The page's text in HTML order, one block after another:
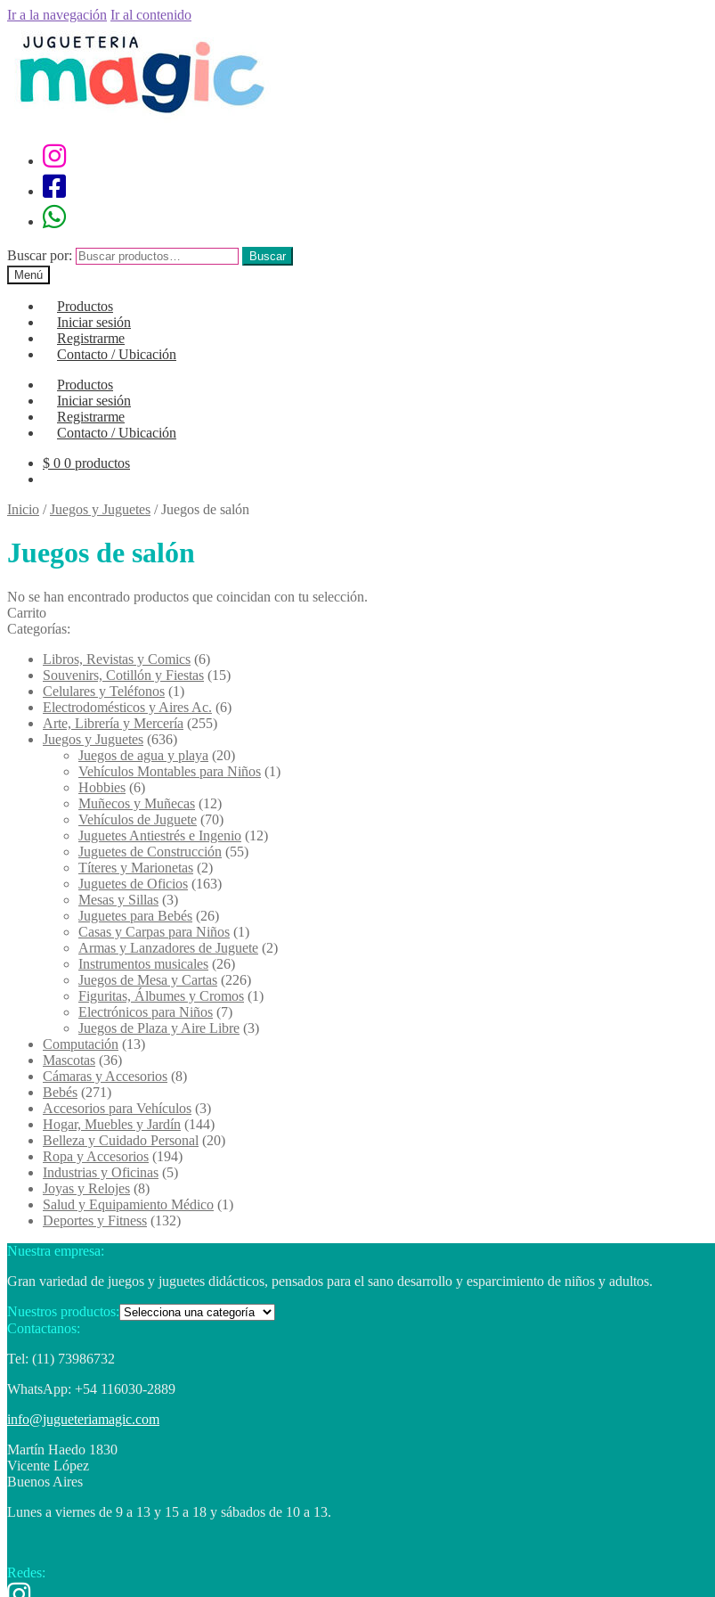
Ir a la navegación Ir al contenido
Buscar por:
Buscar
Menú
Productos
Iniciar sesión
Registrarme
Contacto / Ubicación
Productos
Iniciar sesión
Registrarme
Contacto / Ubicación
$ 0 0 productos
Inicio /Juegos y Juguetes /Juegos de salón
Juegos de salón
No se han encontrado productos que coincidan con tu selección.
Carrito
Categorías:
Libros, Revistas y Comics (6)
Souvenirs, Cotillón y Fiestas (15)
Celulares y Teléfonos (1)
Electrodomésticos y Aires Ac. (6)
Arte, Librería y Mercería (255)
Juegos y Juguetes (636)
Juegos de agua y playa (20)
Vehículos Montables para Niños (1)
Hobbies (6)
Muñecos y Muñecas (12)
Vehículos de Juguete (70)
Juguetes Antiestrés e Ingenio (12)
Juguetes de Construcción (55)
Títeres y Marionetas (2)
Juguetes de Oficios (163)
Mesas y Sillas (3)
Juguetes para Bebés (26)
Casas y Carpas para Niños (1)
Armas y Lanzadores de Juguete (2)
Instrumentos musicales (26)
Juegos de Mesa y Cartas (226)
Figuritas, Álbumes y Cromos (1)
Electrónicos para Niños (7)
Juegos de Plaza y Aire Libre (3)
Computación (13)
Mascotas (36)
Cámaras y Accesorios (8)
Bebés (271)
Accesorios para Vehículos (3)
Hogar, Muebles y Jardín (144)
Belleza y Cuidado Personal (20)
Ropa y Accesorios (194)
Industrias y Oficinas (5)
Joyas y Relojes (8)
Salud y Equipamiento Médico (1)
Deportes y Fitness (132)
Nuestra empresa:
Gran variedad de juegos y juguetes didácticos, pensados para el sano desarrollo y esparcimiento de niños y adultos.
Nuestros productos:
Contactanos:
Tel: (11) 73986732
WhatsApp: +54 116030-2889
info@jugueteriamagic.com
Martín Haedo 1830
Vicente López
Buenos Aires
Lunes a viernes de 9 a 13 y 15 a 18 y sábados de 10 a 13.
Redes: